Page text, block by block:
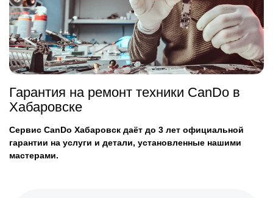
Гарантия на ремонт техники CanDo в
Хабаровске
Сервис CanDo Хабаровск даёт до 3 лет официальной
гарантии на услуги и детали, установленные нашими
мастерами.